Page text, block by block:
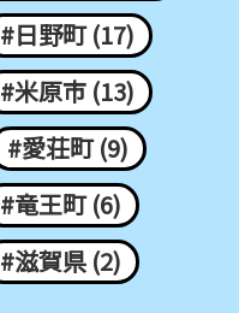
#日野町 (17)
#米原市 (13)
#愛荘町 (9)
#竜王町 (6)
#滋賀県 (2)